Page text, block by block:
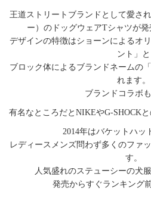
王道ストリートブランドとして愛さ
ー）のドッグウェアTシャツが発
デザインの特徴はショーンによるオ
ント」と
ブロック体によるブランドネームの
れます。
ブランドコラボも
有名なところだとNIKEやG-SHOCK
2014年はバケットハッ
レディースメンズ問わず多くのファ
す。
人気盛れのステューシーの犬
発売からすぐランキング